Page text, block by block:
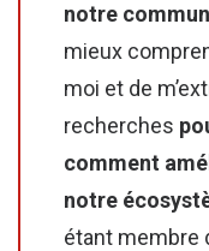
notre
mieux
moi et de
recherches
comment
notre
étant membre